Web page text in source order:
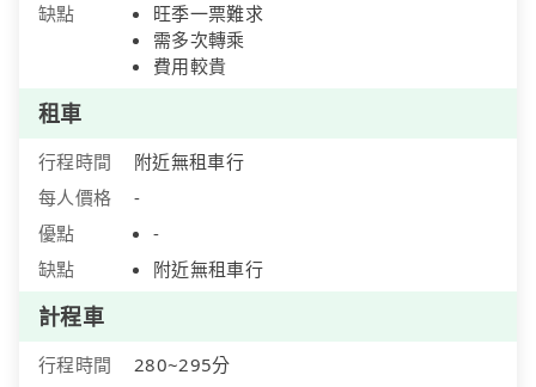
缺點
旺季一票難求
需多次轉乘
費用較貴
租車
行程時間
附近無租車行
每人價格
-
優點
-
缺點
附近無租車行
計程車
行程時間
280~295分